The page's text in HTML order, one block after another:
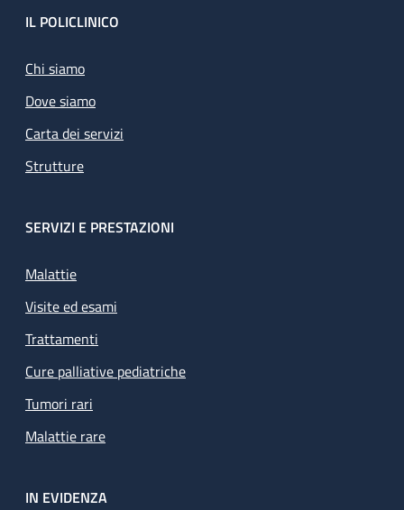
Footer
IL POLICLINICO
Chi siamo
Dove siamo
Carta dei servizi
Strutture
SERVIZI E PRESTAZIONI
Malattie
Visite ed esami
Trattamenti
Cure palliative pediatriche
Tumori rari
Malattie rare
IN EVIDENZA